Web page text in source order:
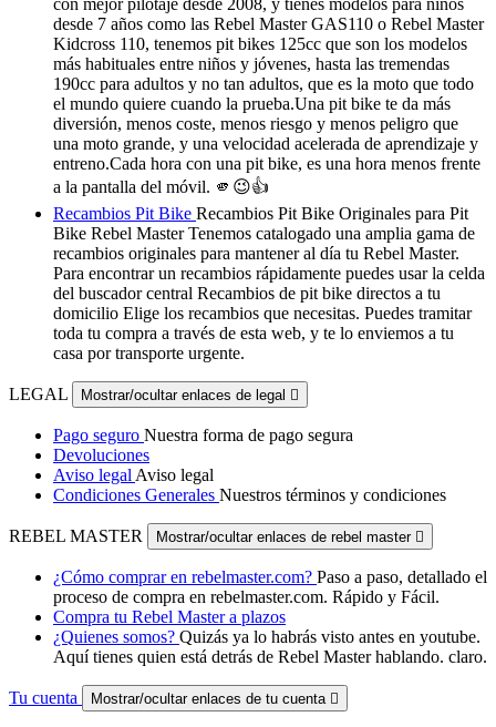
desde 7 años como las Rebel Master GAS110 o Rebel Master
Kidcross 110, tenemos pit bikes 125cc que son los modelos
más habituales entre niños y jóvenes, hasta las tremendas
190cc para adultos y no tan adultos, que es la moto que todo
el mundo quiere cuando la prueba.Una pit bike te da más
diversión, menos coste, menos riesgo y menos peligro que
una moto grande, y una velocidad acelerada de aprendizaje y
entreno.Cada hora con una pit bike, es una hora menos frente
a la pantalla del móvil. 🫵😉👍
Recambios Pit Bike Recambios Pit Bike Originales para Pit
Bike Rebel Master Tenemos catalogado una amplia gama de
recambios originales para mantener al día tu Rebel Master.
Para encontrar un recambios rápidamente puedes usar la celda
del buscador central Recambios de pit bike directos a tu
domicilio Elige los recambios que necesitas. Puedes tramitar
toda tu compra a través de esta web, y te lo enviemos a tu
casa por transporte urgente.
LEGAL Mostrar/ocultar enlaces de legal 
Pago seguro Nuestra forma de pago segura
Devoluciones
Aviso legal Aviso legal
Condiciones Generales Nuestros términos y condiciones
REBEL MASTER Mostrar/ocultar enlaces de rebel master 
¿Cómo comprar en rebelmaster.com? Paso a paso, detallado el
proceso de compra en rebelmaster.com. Rápido y Fácil.
Compra tu Rebel Master a plazos
¿Quienes somos? Quizás ya lo habrás visto antes en youtube.
Aquí tienes quien está detrás de Rebel Master hablando. claro.
Tu cuenta Mostrar/ocultar enlaces de tu cuenta 